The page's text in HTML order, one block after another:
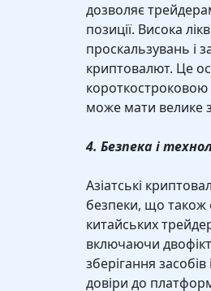
дозволяє
позиції. Висока
проскальзувань і
криптовалют. Це
короткостроковою
може мати велике
4. Безпека і
Азіатські
безпеки, що
китайських
включаючи
зберігання
довіри до